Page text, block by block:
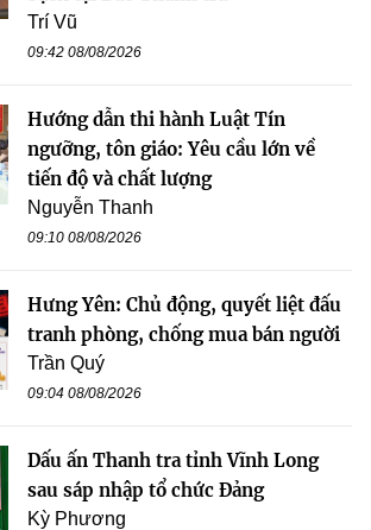
Trí Vũ
09:42 08/08/2026
Hướng dẫn thi hành Luật Tín
ngưỡng, tôn giáo: Yêu cầu lớn về
tiến độ và chất lượng
Nguyễn Thanh
09:10 08/08/2026
Hưng Yên: Chủ động, quyết liệt đấu
tranh phòng, chống mua bán người
Trần Quý
09:04 08/08/2026
Dấu ấn Thanh tra tỉnh Vĩnh Long
sau sáp nhập tổ chức Đảng
Kỳ Phương